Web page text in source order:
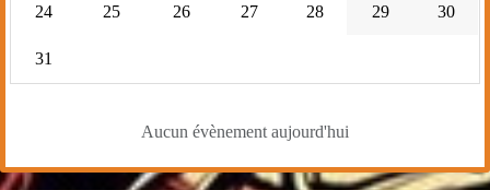
24 25 26 27 28 29 30
31
Aucun évènement aujourd'hui